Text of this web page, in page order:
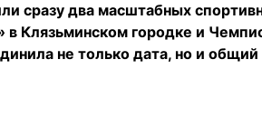
сразу два масштабных
Клязьминском городке и
не только дата, но и общий